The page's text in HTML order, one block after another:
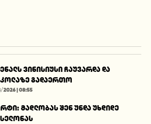
ვინისიუსი ჩაუვარდა და
გადაერთო
| 08:55
მადლობას შენ უნდა უხდიდე